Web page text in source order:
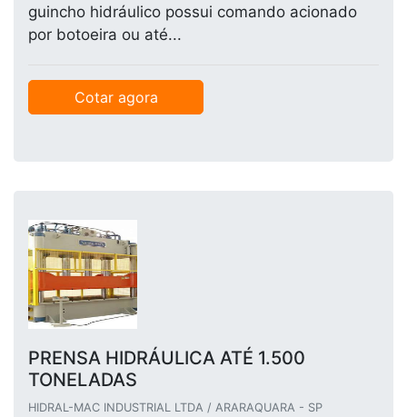
guincho hidráulico possui comando acionado
por botoeira ou até...
Cotar agora
PRENSA HIDRÁULICA ATÉ 1.500
TONELADAS
HIDRAL-MAC INDUSTRIAL LTDA / ARARAQUARA - SP